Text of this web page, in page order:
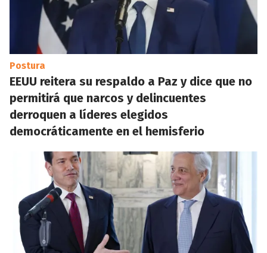
Postura
EEUU reitera su respaldo a Paz y dice que no
permitirá que narcos y delincuentes
derroquen a líderes elegidos
democráticamente en el hemisferio